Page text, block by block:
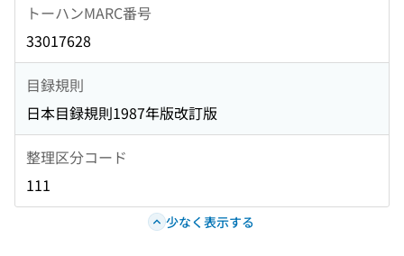
トーハンMARC番号
33017628
目録規則
日本目録規則1987年版改訂版
整理区分コード
111
少なく表示する